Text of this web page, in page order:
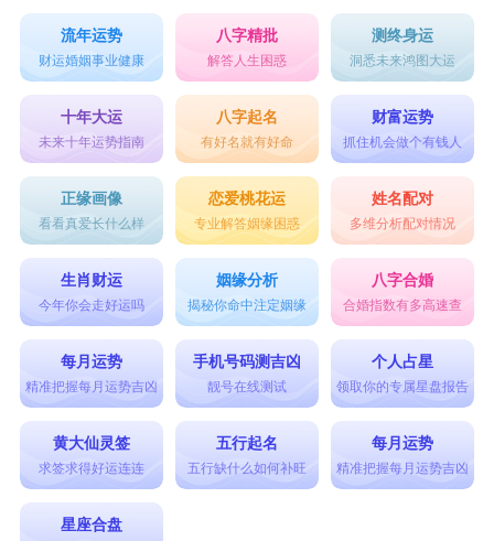
流年运势
财运婚姻事业健康
八字精批
解答人生困惑
测终身运
洞悉未来鸿图大运
十年大运
未来十年运势指南
八字起名
有好名就有好命
财富运势
抓住机会做个有钱人
正缘画像
看看真爱长什么样
恋爱桃花运
专业解答姻缘困惑
姓名配对
多维分析配对情况
生肖财运
今年你会走好运吗
姻缘分析
揭秘你命中注定姻缘
八字合婚
合婚指数有多高速查
每月运势
精准把握每月运势吉凶
手机号码测吉凶
靓号在线测试
个人占星
领取你的专属星盘报告
黄大仙灵签
求签求得好运连连
五行起名
五行缺什么如何补旺
每月运势
精准把握每月运势吉凶
星座合盘